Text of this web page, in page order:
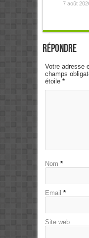
7 août
Répondre
Votre adresse
champs
étoile *
Nom *
Email *
Site web